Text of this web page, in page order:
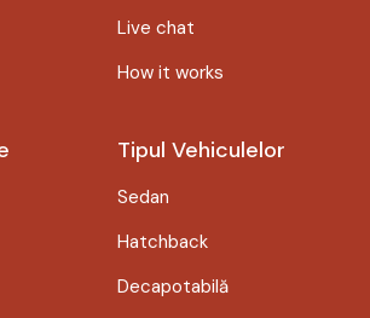
Live chat
How it works
Tipul Vehiculelor
Sedan
Hatchback
Decapotabilă